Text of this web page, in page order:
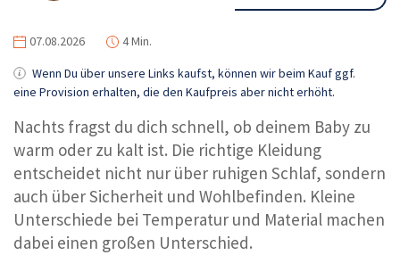
07.08.2026
4 Min.
Wenn Du über unsere Links kaufst, können wir beim Kauf ggf.
eine Provision erhalten, die den Kaufpreis aber nicht erhöht.
Nachts fragst du dich schnell, ob deinem Baby zu
warm oder zu kalt ist. Die richtige Kleidung
entscheidet nicht nur über ruhigen Schlaf, sondern
auch über Sicherheit und Wohlbefinden. Kleine
Unterschiede bei Temperatur und Material machen
dabei einen großen Unterschied.